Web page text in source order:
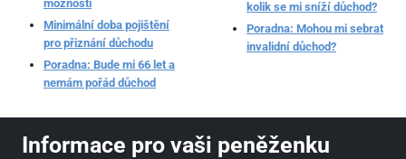
možnosti
Minimální doba pojištění
pro přiznání důchodu
Poradna: Bude mi 66 let a
nemám pořád důchod
kolik se mi sníží důchod?
Poradna: Mohou mi sebrat
invalidní důchod?
Informace pro vaši peněženku